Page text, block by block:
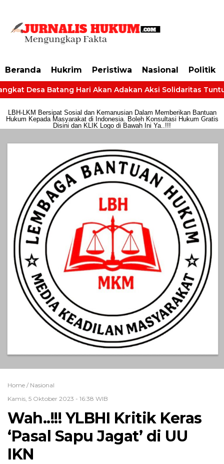
Beranda Hukrim Peristiwa Nasional Politik
Desa Batang Hari Akan Adakan Aksi Solidaritas Tuntut
LBH-LKM Bersipat Sosial dan Kemanusian Dalam Memberikan Bantuan
Hukum Kepada Masyarakat di Indonesia. Boleh Konsultasi Hukum Gratis
Disini dan KLIK Logo di Bawah Ini Ya..!!!
Home / Nasional
Kamis, 5 Oktober 2023 - 16:38 WIB
Wah..!!! YLBHI Kritik Keras
‘Pasal Sapu Jagat’ di UU
IKN